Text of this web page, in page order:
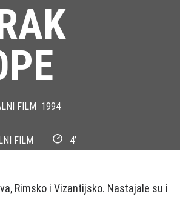
FILM 1994
FILM 4’
Rimsko i Vizantijsko. Nastajale su i